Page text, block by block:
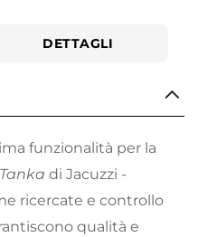
DETTAGLI
funzionalità per la
Tanka di Jacuzzi -
ricercate e controllo
qualità e